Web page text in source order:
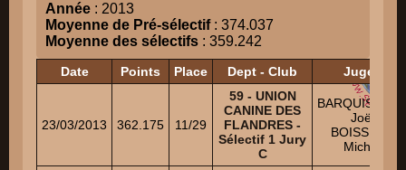
Année : 2013
Moyenne de Pré-sélectif: 374.037
Moyenne des sélectifs : 359.242
Date Points Place Dept - Club Juges
23/03/2013 362.175 11/29
59 - UNION
CANINE DES
FLANDRES -
Sélectif 1 Jury
C
BARQUISSEAU
Joël
BOISSEAU
Michel